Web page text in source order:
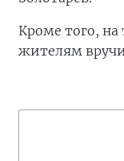
Кроме того,
жителям